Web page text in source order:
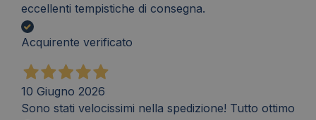
eccellenti tempistiche di consegna.
Acquirente verificato
10 Giugno 2026
Sono stati velocissimi nella spedizione! Tutto ottimo